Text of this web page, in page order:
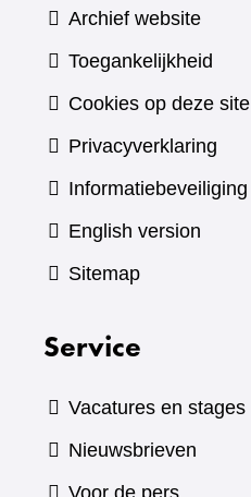
Archief website
Toegankelijkheid
Cookies op deze site
Privacyverklaring
Informatiebeveiliging
English version
Sitemap
Service
Vacatures en stages
Nieuwsbrieven